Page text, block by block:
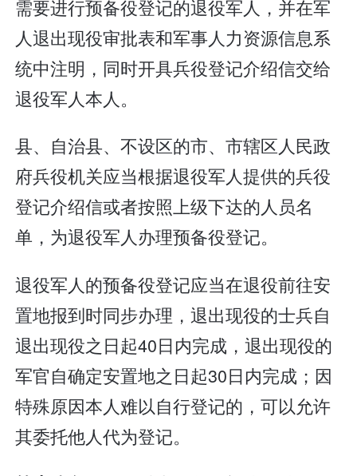
需要进行预备役登记的退役军人，并在军
人退出现役审批表和军事人力资源信息系
统中注明，同时开具兵役登记介绍信交给
退役军人本人。
县、自治县、不设区的市、市辖区人民政
府兵役机关应当根据退役军人提供的兵役
登记介绍信或者按照上级下达的人员名
单，为退役军人办理预备役登记。
退役军人的预备役登记应当在退役前往安
置地报到时同步办理，退出现役的士兵自
退出现役之日起40日内完成，退出现役的
军官自确定安置地之日起30日内完成；因
特殊原因本人难以自行登记的，可以允许
其委托他人代为登记。